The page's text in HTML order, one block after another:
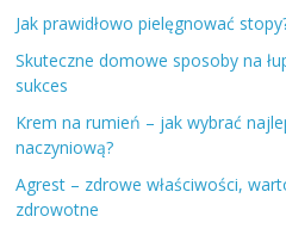
Jak prawidłowo pielęgnować
Skuteczne domowe sposoby na
sukces
Krem na rumień – jak wybrać
naczyniową?
Agrest – zdrowe właściwości,
zdrowotne